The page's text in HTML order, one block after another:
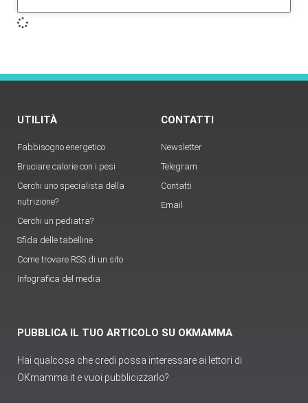
UTILITÀ
Fabbisogno energetico
Bruciare calorie con i pesi
Cerchi uno specialista della
nutrizione?
Cerchi un pediatra?
Sfida delle tabelline
Come trovare RSS di un sito
Infografica del media
CONTATTI
Newsletter
Telegram
Contatti
Email
PUBBLICA IL TUO ARTICOLO SU OKMAMMA
Hai qualcosa che credi possa interessare ai lettori di
OKmamma.it e vuoi pubblicizzarlo?